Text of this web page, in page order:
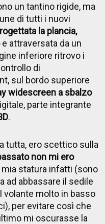
un tantino rigide, ma
di tutti i nuovi
la plancia,
e attraversata da un
inferiore ritrovo i
di
sul bordo superiore
widescreen a sbalzo
parte integrante
.
tutta, ero scettico sulla
non mi ero
mia statura infatti (sono
ad abbassare il sedile
volante molto in basso
per evitare così che
mi oscurasse la